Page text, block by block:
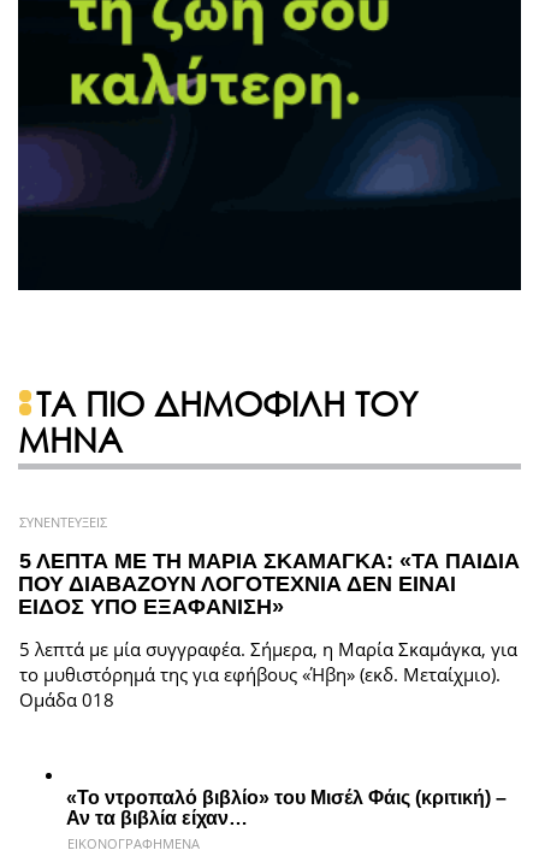
ΤΑ ΠΙΟ ΔΗΜΟΦΙΛΗ ΤΟΥ
ΜΗΝΑ
ΣΥΝΕΝΤΕΥΞΕΙΣ
5 ΛΕΠΤΑ ΜΕ ΤΗ ΜΑΡΙΑ ΣΚΑΜΑΓΚΑ: «ΤΑ ΠΑΙΔΙΑ
ΠΟΥ ΔΙΑΒΑΖΟΥΝ ΛΟΓΟΤΕΧΝΙΑ ΔΕΝ ΕΙΝΑΙ
ΕΙΔΟΣ ΥΠΟ ΕΞΑΦΑΝΙΣΗ»
5 λεπτά με μία συγγραφέα. Σήμερα, η Μαρία Σκαμάγκα, για
το μυθιστόρημά της για εφήβους «Ήβη» (εκδ. Μεταίχμιο).
Ομάδα 018
«Το ντροπαλό βιβλίο» του Μισέλ Φάις (κριτική) –
Αν τα βιβλία είχαν…
ΕΙΚΟΝΟΓΡΑΦΗΜΕΝΑ